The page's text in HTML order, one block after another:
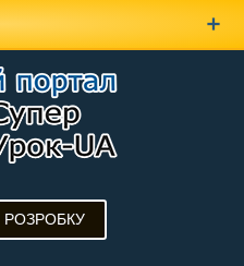
РОЗРОБКУ